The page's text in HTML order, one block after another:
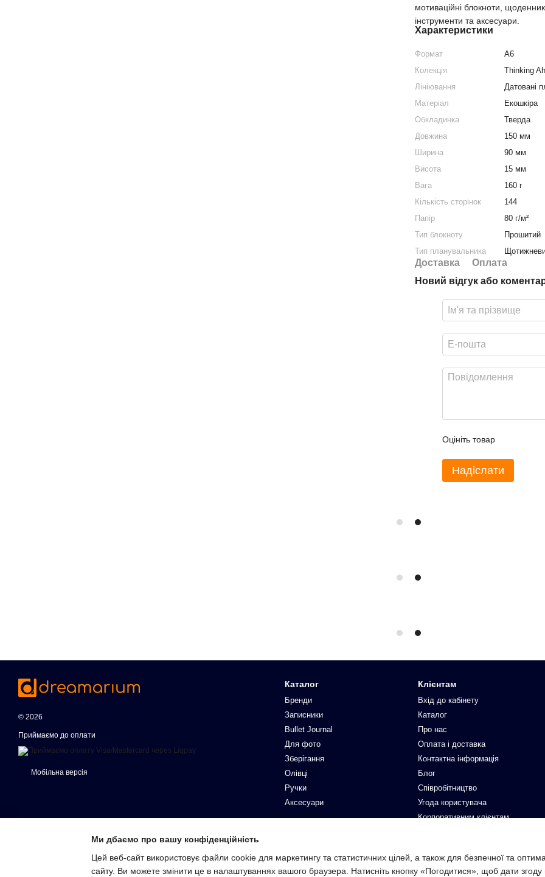
мотиваційні блокноти,
інструменти та аксесуари.
Характеристики
Формат
A6
Колекція
Thinking
Лініювання
Датовані
Матеріал
Екошкіра
Обкладинка
Тверда
Довжина
150 мм
Ширина
90 мм
Висота
15 мм
Вага
160 г
Кількість сторінок
144
Папір
80 г/м²
Тип блокноту
Прошитий
Тип планувальника
Доставка
Оплата
Новий відгук або
Оцініть товар
Надіслати
© 2026
Приймаємо до оплати
Мобільна версія
Каталог
Бренди
Записники
Bullet Journal
Для фото
Зберігання
Олівці
Ручки
Аксесуари
Клієнтам
Вхід до кабінету
Каталог
Про нас
Оплата і доставка
Контактна інформація
Блог
Співробітництво
Угода користувача
Корпоративним клієнтам
Ми дбаємо про вашу конфіденційність
Цей веб-сайт використовує файли cookie для маркетингу та статистичних цілей, а також для безпечної та
сайту. Ви можете змінити це в налаштуваннях вашого браузера. Натисніть кнопку «Погодитися», щоб дати згоду